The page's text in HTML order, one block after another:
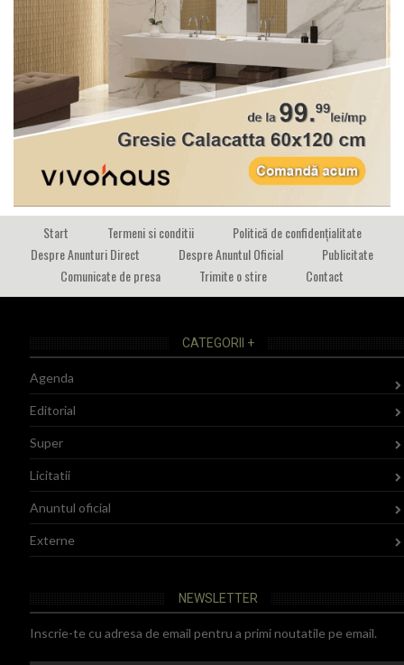
Start Termeni si conditii
Politică de confidențialitate
Despre Anunturi Direct
Despre Anuntul Oficial
Publicitate
Comunicate de presa
Trimite o stire Contact
CATEGORII +
Agenda
Editorial
Super
Licitatii
Anuntul oficial
Externe
NEWSLETTER
Inscrie-te cu adresa de email pentru a primi noutatile pe email.